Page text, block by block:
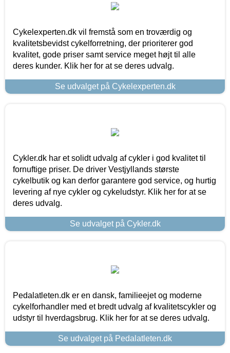
Cykelexperten.dk vil fremstå som en troværdig og
kvalitetsbevidst cykelforretning, der prioriterer god
kvalitet, gode priser samt service meget højt til alle
deres kunder. Klik her for at se deres udvalg.
Se udvalget på Cykelexperten.dk
Cykler.dk har et solidt udvalg af cykler i god kvalitet til
fornuftige priser. De driver Vestjyllands største
cykelbutik og kan derfor garantere god service, og hurtig
levering af nye cykler og cykeludstyr. Klik her for at se
deres udvalg.
Se udvalget på Cykler.dk
Pedalatleten.dk er en dansk, familieejet og moderne
cykelforhandler med et bredt udvalg af kvalitetscykler og
udstyr til hverdagsbrug. Klik her for at se deres udvalg.
Se udvalget på Pedalatleten.dk